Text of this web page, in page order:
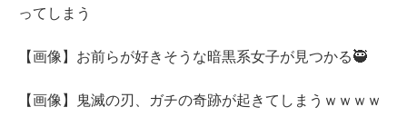
ってしまう
【画像】お前らが好きそうな暗黒系女子が見つかる🥷
【画像】鬼滅の刃、ガチの奇跡が起きてしまうｗｗｗｗ